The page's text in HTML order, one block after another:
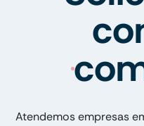
Atendemos empresas